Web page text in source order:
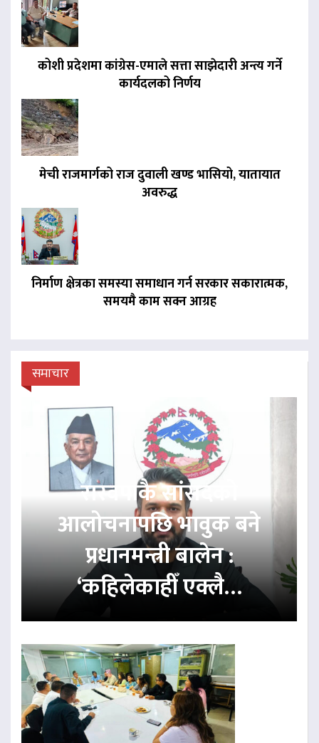
कोशी प्रदेशमा कांग्रेस-एमाले सत्ता साझेदारी अन्त्य गर्ने
कार्यदलको निर्णय
मेची राजमार्गको राज दुवाली खण्ड भासियो, यातायात
अवरुद्ध
निर्माण क्षेत्रका समस्या समाधान गर्न सरकार सकारात्मक,
समयमै काम सक्न आग्रह
समाचार
रास्वपाकै सांसदको
आलोचनापछि भावुक बने
प्रधानमन्त्री बालेन :
‘कहिलेकाहीँ एक्लै…